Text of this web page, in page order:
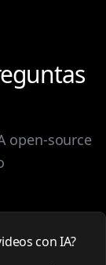
open-source
con IA?